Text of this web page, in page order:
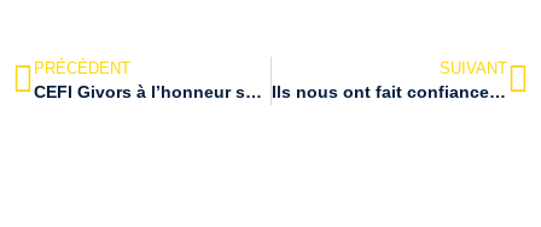
PRÉCÉDENT
CEFI Givors à l’honneur sur France 2 !
SUIVANT
Ils nous ont fait confiance Témoignage